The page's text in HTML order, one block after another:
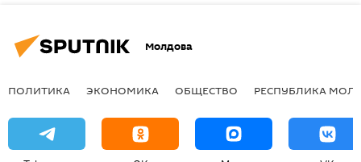
Молдова
ПОЛИТИКА ЭКОНОМИКА ОБЩЕСТВО РЕСПУБЛИКА